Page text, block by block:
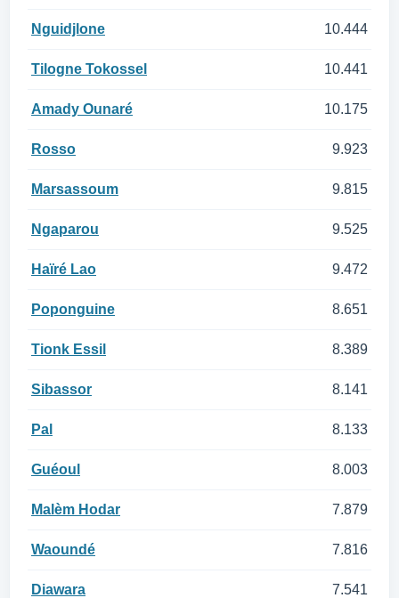
Nguidjlone 10.444
Tilogne Tokossel 10.441
Amady Ounaré 10.175
Rosso 9.923
Marsassoum 9.815
Ngaparou 9.525
Haïré Lao 9.472
Poponguine 8.651
Tionk Essil 8.389
Sibassor 8.141
Pal 8.133
Guéoul 8.003
Malèm Hodar 7.879
Waoundé 7.816
Diawara 7.541